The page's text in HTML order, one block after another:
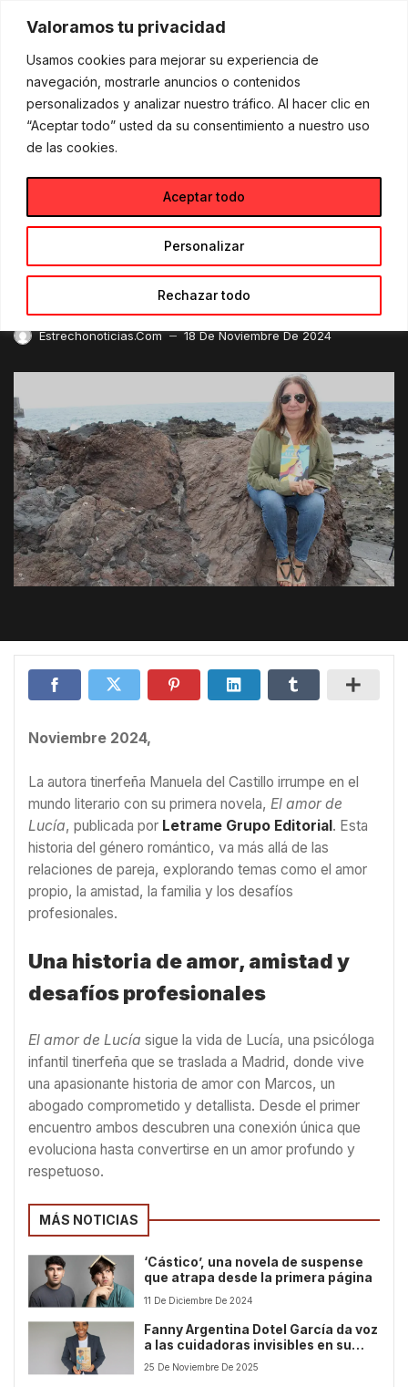
Valoramos tu privacidad
Usamos cookies para mejorar su experiencia de
navegación, mostrarle anuncios o contenidos
personalizados y analizar nuestro tráfico. Al hacer clic en
“Aceptar todo” usted da su consentimiento a nuestro uso
de las cookies.
Personalizar
Rechazar todo
Aceptar todo
content
Letrame Grupo Editorial Manuela del Castillo debuta con ‘El amor de Lucía’, una novela que toca el corazón
LETRAME GRUPO EDITORIAL
Manuela del Castillo
debuta con ‘El amor de
Lucía’, una novela que
toca el corazón
Estrechonoticias.com — 18 De Noviembre De 2024
Noviembre 2024,
La autora tinerfeña Manuela del Castillo irrumpe en el
mundo literario con su primera novela, El amor de
Lucía, publicada por Letrame Grupo Editorial. Esta
historia del género romántico, va más allá de las
relaciones de pareja, explorando temas como el amor
propio, la amistad, la familia y los desafíos
profesionales.
Una historia de amor, amistad y
desafíos profesionales
El amor de Lucía sigue la vida de Lucía, una psicóloga
infantil tinerfeña que se traslada a Madrid, donde vive
una apasionante historia de amor con Marcos, un
abogado comprometido y detallista. Desde el primer
encuentro ambos descubren una conexión única que
evoluciona hasta convertirse en un amor profundo y
respetuoso.
MÁS NOTICIAS
‘Cástico’, una novela de suspense
que atrapa desde la primera página
11 De Diciembre De 2024
Fanny Argentina Dotel García da voz
a las cuidadoras invisibles en su
conmovedora novela ¿Quién los
25 De Noviembre De 2025